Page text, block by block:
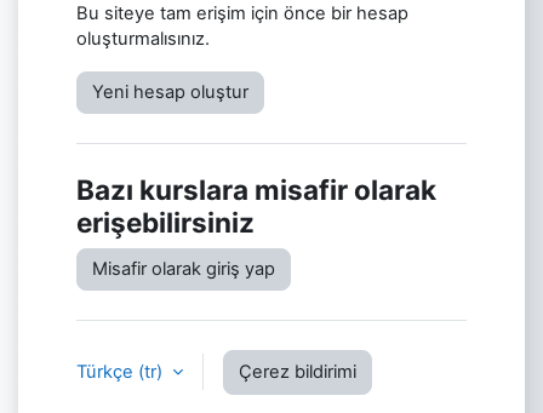
Bu siteye tam erişim için önce bir hesap
oluşturmalısınız.
Yeni hesap oluştur
Bazı kurslara misafir olarak
erişebilirsiniz
Misafir olarak giriş yap
Türkçe ‎(tr)‎ Çerez bildirimi